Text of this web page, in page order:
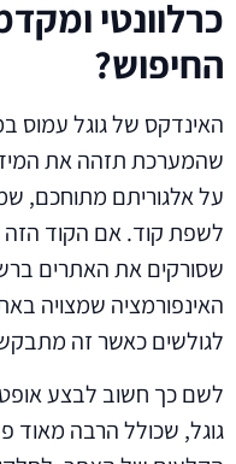
כרלוונטי
החיפוש?
האינדקס של גוגל עמוס
שהמערכת תזהה את
על אלגוריתם מתוחכם,
לשפת קוד. אם הקוד הזה
שסורקים את האתרים
האינפורמציה שמצויה
לגולשים כאשר זה
לשם כך חשוב לבצע
גוגל, שכולל הרבה מאוד